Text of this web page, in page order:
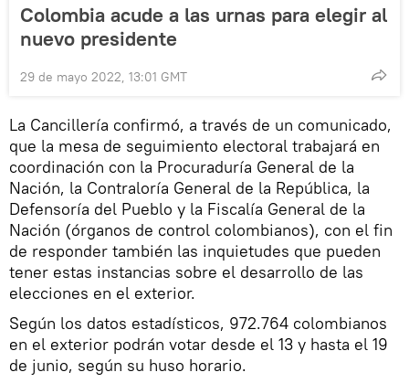
Colombia acude a las urnas para elegir al
nuevo presidente
29 de mayo 2022, 13:01 GMT
La Cancillería confirmó, a través de un comunicado,
que la mesa de seguimiento electoral trabajará en
coordinación con la Procuraduría General de la
Nación, la Contraloría General de la República, la
Defensoría del Pueblo y la Fiscalía General de la
Nación (órganos de control colombianos), con el fin
de responder también las inquietudes que pueden
tener estas instancias sobre el desarrollo de las
elecciones en el exterior.
Según los datos estadísticos, 972.764 colombianos
en el exterior podrán votar desde el 13 y hasta el 19
de junio, según su huso horario.